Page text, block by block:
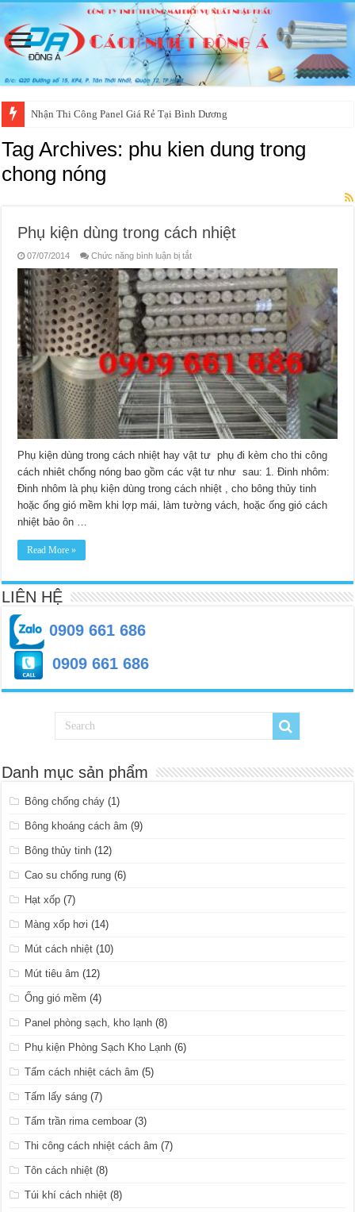
Nhận Thi Công Panel Giá Rẻ Tại Bình Dương
Tag Archives: phu kien dung trong
chong nóng
Phụ kiện dùng trong cách nhiệt
07/07/2014 Chức năng bình luận bị tắtở
kiện
dùng
trong
cách
nhiệt
Phụ kiện dùng trong cách nhiệt hay vật tư phụ đi kèm cho thi công
cách nhiêt chống nóng bao gồm các vật tư như sau: 1. Đinh nhôm:
Đinh nhôm là phụ kiện dùng trong cách nhiệt , cho bông thủy tinh
hoặc ống gió mềm khi lợp mái, làm tường vách, hoặc ống gió cách
nhiệt bảo ôn …
Read More »
LIÊN HỆ
0909 661 686
0909 661 686
Danh mục sản phẩm
Bông chống cháy (1)
Bông khoáng cách âm (9)
Bông thủy tinh (12)
Cao su chống rung (6)
Hạt xốp (7)
Màng xốp hơi (14)
Mút cách nhiệt (10)
Mút tiêu âm (12)
Ống gió mềm (4)
Panel phòng sạch, kho lạnh (8)
Phụ kiện Phòng Sạch Kho Lạnh (6)
Tấm cách nhiệt cách âm (5)
Tấm lấy sáng (7)
Tấm trần rima cemboar (3)
Thi công cách nhiệt cách âm (7)
Tôn cách nhiệt (8)
Túi khí cách nhiệt (8)